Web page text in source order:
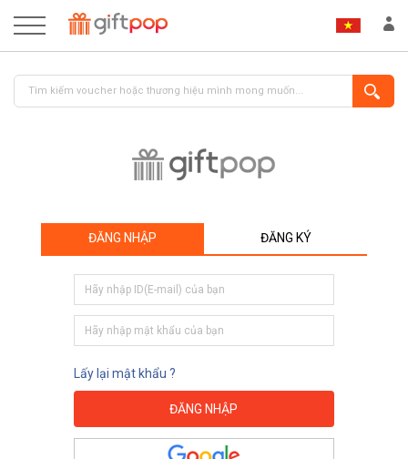
ĐĂNG NHẬP ĐĂNG KÝ
Lấy lại mật khẩu ?